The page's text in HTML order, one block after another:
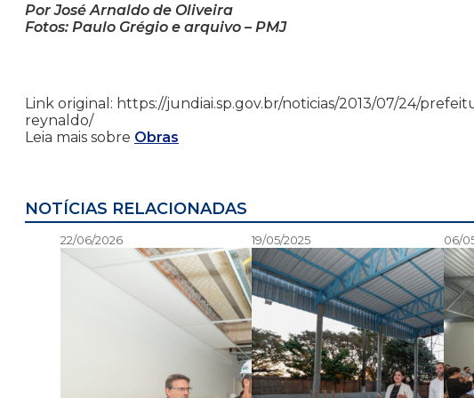
Por José Arnaldo de Oliveira
Fotos: Paulo Grégio e arquivo – PMJ
Link original: https://jundiai.sp.gov.br/noticias/2013/07/24/
reynaldo/
Leia mais sobre Obras
NOTÍCIAS RELACIONADAS
22/06/2026 19/05/2025 06/